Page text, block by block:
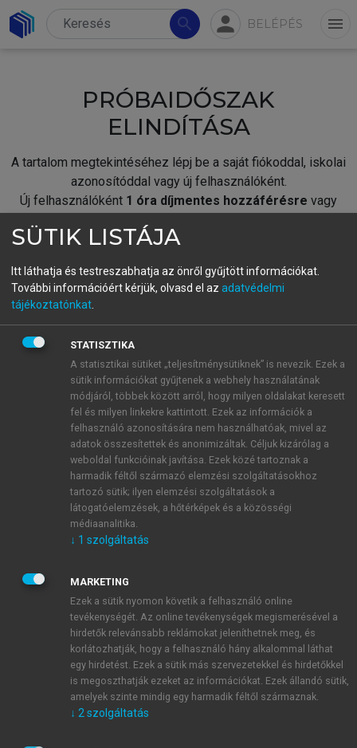
search person BELÉPÉS menu
PRÓBAIDŐSZAK
ELINDÍTÁSA
A tartalom megtekintéséhez lépj be a saját fiókoddal, iskolai
azonosítóddal vagy új felhasználóként.
Új felhasználóként 1 óra díjmentes hozzáférésre vagy
fiókoddal,vagy hozz létre új fiókot.
A regisztráció után apróbaidőszakautomatikusan
BELÉPÉS SAJÁT FIÓKKAL
ÚJ FIÓK LÉTREHOZÁSA
1 óra díjmentes hozzáférés
E-MAIL-CÍM
JELSZÓ
JELSZÓ ÚJRA
Kérek értesítést a MeRSZ újdonságairól, akcióiról.
Kérek értesítést az Akadémiai Kiadó Zrt. újdonságairól,
SÜTIK LISTÁJA
Itt láthatja és testreszabhatja az önről gyűjtött információkat.
További információért kérjük, olvasd el az adatvédelmi
tájékoztatónkat
STATISZTIKA
A statisztikai sütiket „teljesítménysütiknek” is nevezik. Ezek a
sütik információkat gyűjtenek a webhely használatának
módjáról, többek között arról, hogy milyen oldalakat keresett
fel és milyen linkekre kattintott. Ezek az információk a
felhasználó azonosítására nem használhatóak, mivel az
adatok összesítettek és anonimizáltak. Céljuk kizárólag a
weboldal funkcióinak javítása. Ezek közé tartoznak a
harmadik féltől származó elemzési szolgáltatásokhoz
tartozó sütik; ilyen elemzési szolgáltatások a
látogatóelemzések, a hőtérképek és a közösségi
médiaanalitika.
↓ 1 szolgáltatás
MARKETING
Ezek a sütik nyomon követik a felhasználó online
tevékenységét. Az online tevékenységek megismerésével a
hirdetők relevánsabb reklámokat jeleníthetnek meg, és
korlátozhatják, hogy a felhasználó hány alkalommal láthat
egy hirdetést. Ezek a sütik más szervezetekkel és hirdetőkkel
is megoszthatják ezeket az információkat. Ezek állandó sütik,
amelyek szinte mindig egy harmadik féltől származnak.
↓ 2 szolgáltatás